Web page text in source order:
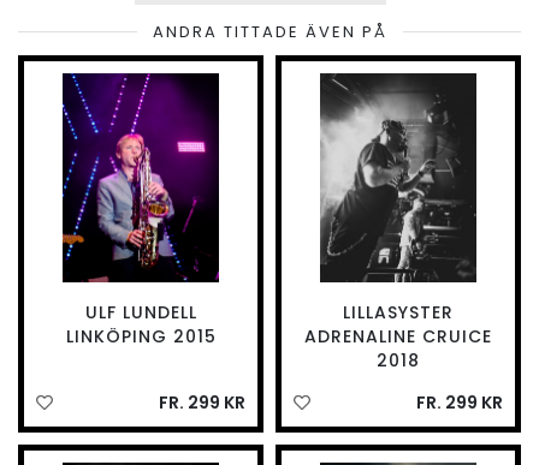
ANDRA TITTADE ÄVEN PÅ
ULF LUNDELL
LINKÖPING 2015
FR. 299 KR
LILLASYSTER
ADRENALINE CRUICE
2018
FR. 299 KR